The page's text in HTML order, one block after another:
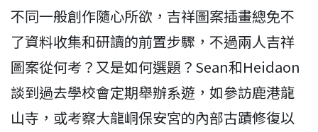
不同一般創作隨心所欲，吉祥圖案插畫總免不
了資料收集和研讀的前置步驟，不過兩人吉祥
圖案從何考？又是如何選題？Sean和Heidaon
談到過去學校會定期舉辦系遊，如參訪鹿港龍
山寺，或考察大龍峒保安宮的內部古蹟修復以